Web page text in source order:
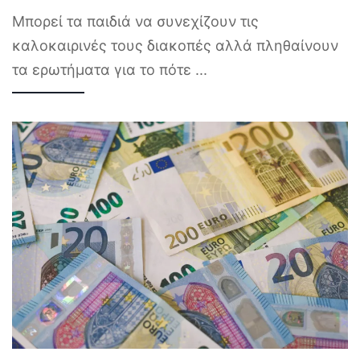
Μπορεί τα παιδιά να συνεχίζουν τις
καλοκαιρινές τους διακοπές αλλά πληθαίνουν
τα ερωτήματα για το πότε ...